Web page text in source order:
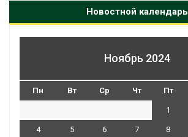
Новостной календарь
Ноябрь 2024
Пн Вт Ср Чт Пт
1
4 5 6 7 8